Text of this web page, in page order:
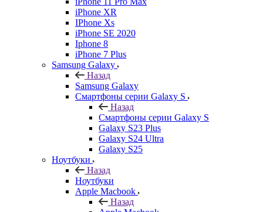
iPhone XR
IPhone Xs
iPhone SE 2020
Iphone 8
iPhone 7 Plus
Samsung Galaxy
Назад
Samsung Galaxy
Смартфоны серии Galaxy S
Назад
Смартфоны серии Galaxy S
Galaxy S23 Plus
Galaxy S24 Ultra
Galaxy S25
Ноутбуки
Назад
Ноутбуки
Apple Macbook
Назад